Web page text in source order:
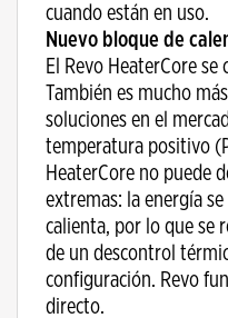
cuando están en uso.
Nuevo bloque de
El Revo HeaterCore se
También es mucho
soluciones en el
temperatura positivo
HeaterCore no puede
extremas: la energía
calienta, por lo que se
de un descontrol
configuración. Revo
directo.